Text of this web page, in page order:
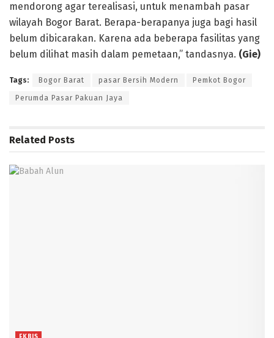
mendorong agar terealisasi, untuk menambah pasar
wilayah Bogor Barat. Berapa-berapanya juga bagi hasil
belum dibicarakan. Karena ada beberapa fasilitas yang
belum dilihat masih dalam pemetaan,” tandasnya. (Gie)
Tags: Bogor Barat pasar Bersih Modern Pemkot Bogor
Perumda Pasar Pakuan Jaya
Related Posts